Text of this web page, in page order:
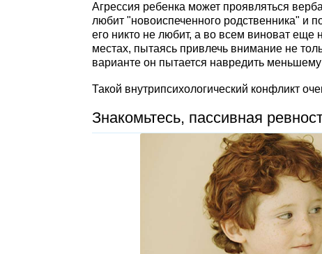
Агрессия ребенка может проявляться
любит "новоиспеченного родственника" и
его никто не любит, а во всем виноват
местах, пытаясь привлечь внимание не
варианте он пытается навредить
Такой внутрипсихологический конфликт
Знакомьтесь, пассивная